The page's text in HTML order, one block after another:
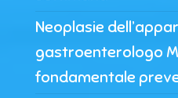
Neoplasie
gastroenterologo
fondamentale